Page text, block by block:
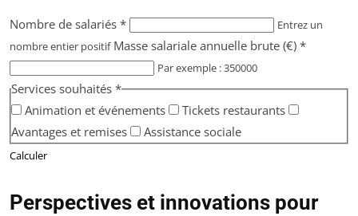
Nombre de salariés *
Entrez un
nombre entier positif Masse salariale annuelle brute (€) *
Par exemple : 350000
Services souhaités *
Animation et événements
Tickets restaurants
Avantages et remises
Assistance sociale
Calculer
Perspectives et innovations pour